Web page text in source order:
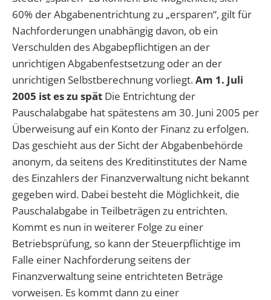
60% der Abgabenentrichtung zu „ersparen“, gilt für
Nachforderungen unabhängig davon, ob ein
Verschulden des Abgabepflichtigen an der
unrichtigen Abgabenfestsetzung oder an der
unrichtigen Selbstberechnung vorliegt.Am 1. Juli
2005 ist es zu spät Die Entrichtung der
Pauschalabgabe hat spätestens am 30. Juni 2005 per
Überweisung auf ein Konto der Finanz zu erfolgen.
Das geschieht aus der Sicht der Abgabenbehörde
anonym, da seitens des Kreditinstitutes der Name
des Einzahlers der Finanzverwaltung nicht bekannt
gegeben wird. Dabei besteht die Möglichkeit, die
Pauschalabgabe in Teilbeträgen zu entrichten.
Kommt es nun in weiterer Folge zu einer
Betriebsprüfung, so kann der Steuerpflichtige im
Falle einer Nachforderung seitens der
Finanzverwaltung seine entrichteten Beträge
vorweisen. Es kommt dann zu einer